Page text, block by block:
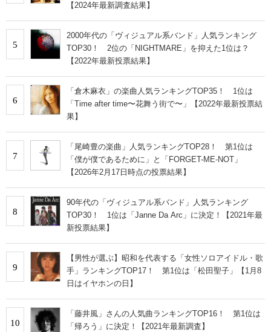
【2024年最新調査結果】
5
2000年代の「ヴィジュアル系バンド」人気ランキング
TOP30！ 2位の「NIGHTMARE」を抑えた1位は？
【2022年最新投票結果】
6
「倉木麻衣」の楽曲人気ランキングTOP35！ 1位は
「Time after time〜花舞う街で〜」【2022年最新投票結
果】
7
「尾崎豊の楽曲」人気ランキングTOP28！ 第1位は
「僕が僕であるために」と「FORGET-ME-NOT」
【2026年2月17日時点の投票結果】
8
90年代の「ヴィジュアル系バンド」人気ランキング
TOP30！ 1位は「Janne Da Arc」に決定！【2021年最
新投票結果】
9
【男性が選ぶ】昭和を代表する「女性ソロアイドル・歌
手」ランキングTOP17！ 第1位は「松田聖子」【1月8
日はイヤホンの日】
10
「藤井風」さんの人気曲ランキングTOP16！ 第1位は
「帰ろう」に決定！【2021年最新調査】